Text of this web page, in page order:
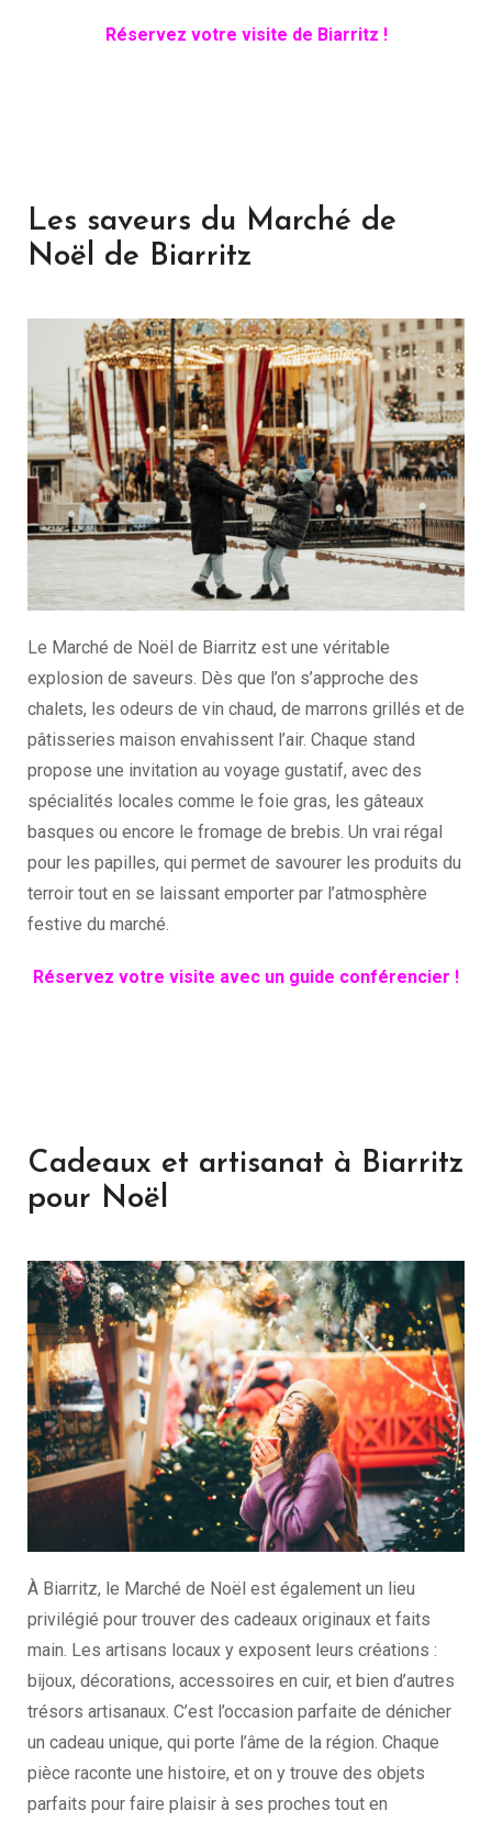
Réservez votre visite de Biarritz !
Les saveurs du Marché de
Noël de Biarritz
Le Marché de Noël de Biarritz est une véritable
explosion de saveurs. Dès que l’on s’approche des
chalets, les odeurs de vin chaud, de marrons grillés et de
pâtisseries maison envahissent l’air. Chaque stand
propose une invitation au voyage gustatif, avec des
spécialités locales comme le foie gras, les gâteaux
basques ou encore le fromage de brebis. Un vrai régal
pour les papilles, qui permet de savourer les produits du
terroir tout en se laissant emporter par l’atmosphère
festive du marché.
Réservez votre visite avec un guide conférencier !
Cadeaux et artisanat à Biarritz
pour Noël
À Biarritz, le Marché de Noël est également un lieu
privilégié pour trouver des cadeaux originaux et faits
main. Les artisans locaux y exposent leurs créations :
bijoux, décorations, accessoires en cuir, et bien d’autres
trésors artisanaux. C’est l’occasion parfaite de dénicher
un cadeau unique, qui porte l’âme de la région. Chaque
pièce raconte une histoire, et on y trouve des objets
parfaits pour faire plaisir à ses proches tout en